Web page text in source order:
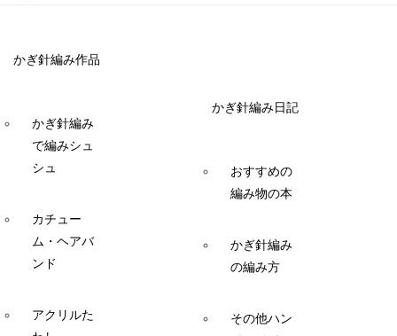
かぎ針編み作品
かぎ針編み
で編みシュ
シュ
カチュー
ム・ヘアバ
ンド
アクリルた
かぎ針編み日記
おすすめの
編み物の本
かぎ針編み
の編み方
その他ハン